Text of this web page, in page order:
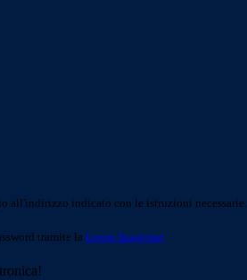
all'indirizzo indicato con le istruzioni necessarie.
tramite la Login Spaggiari